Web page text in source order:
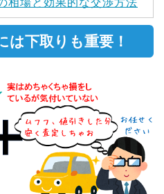
は下取りも重要！